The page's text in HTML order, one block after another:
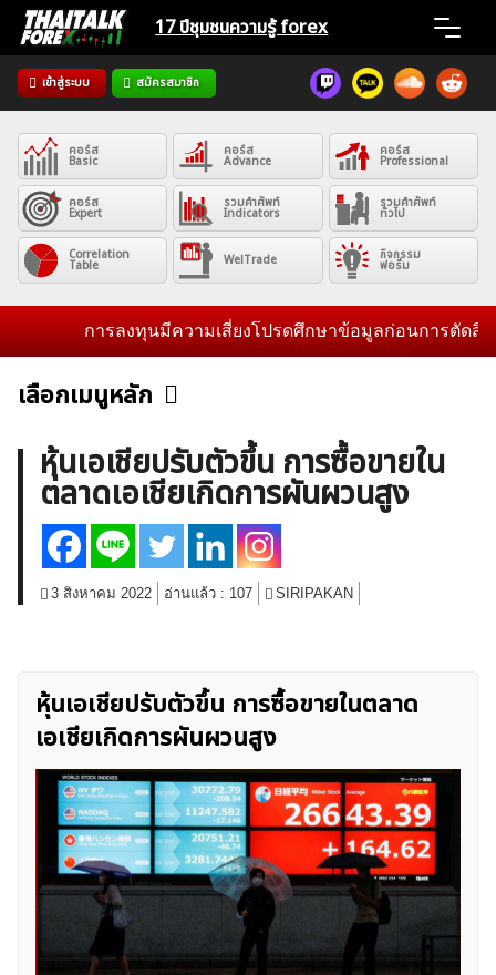
Skip
content
17 ปีชุมชนความรู้ forex
เข้าสู่ระบบ สมัครสมาชิก
Home
News
Articles
VPS Register
ค้นหา
สำหรับ:
คอร์ส
Basic
คอร์ส
Advance
คอร์ส
Professional
คอร์ส
Expert
รวมคำศัพท์
Indicators
รวมคำศัพท์
ทั่วไป
Correlation
Table WelTrade กิจกรรม
ฟอรั่ม
การลงทุนมีความเสี่ยงโปรดศึกษาข้อมูลก่อนการตัดสินใจ
เลือกเมนูหลัก
ข่าวฟอเร็กซ์และสกุลเงิน คริปโตเคอร์เรนซี
ฟรีซิกแนล รายวัน
บทวิเคราะห์
เศรษฐกิจทั่วไป ดัชนี-หุ้น
พันธบัตร
สินค้าโภคภัณฑ์
โบรกเกอร์ FX
โปรโมชั่น Forex
กองทุน Forex
ฟรี EA
หุ้นเอเชียปรับตัวขึ้น การซื้อขายใน
ตลาดเอเชียเกิดการผันผวนสูง
3 สิงหาคม 2022 อ่านแล้ว : 107 SIRIPAKAN
หุ้นเอเชียปรับตัวขึ้น การซื้อขายในตลาด
เอเชียเกิดการผันผวนสูง